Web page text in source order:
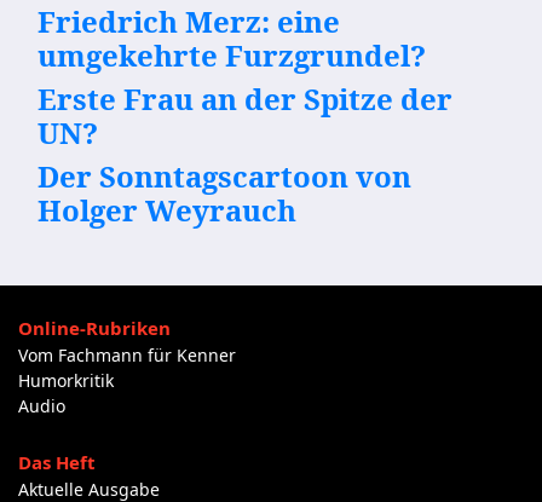
Friedrich Merz: eine
umgekehrte Furzgrundel?
Erste Frau an der Spitze der
UN?
Der Sonntagscartoon von
Holger Weyrauch
Online-Rubriken
Vom Fachmann für Kenner
Humorkritik
Audio
Das Heft
Aktuelle Ausgabe